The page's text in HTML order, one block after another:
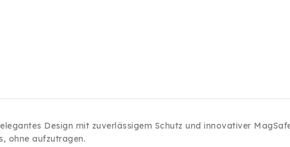
Design mit zuverlässigem Schutz und innovativer
ohne aufzutragen.